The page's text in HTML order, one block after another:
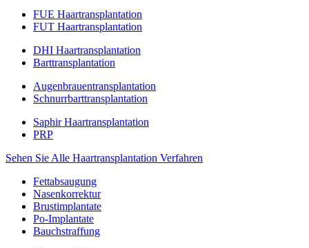
FUE Haartransplantation
FUT Haartransplantation
DHI Haartransplantation
Barttransplantation
Augenbrauentransplantation
Schnurrbarttransplantation
Saphir Haartransplantation
PRP
Sehen Sie Alle Haartransplantation Verfahren
Fettabsaugung
Nasenkorrektur
Brustimplantate
Po-Implantate
Bauchstraffung